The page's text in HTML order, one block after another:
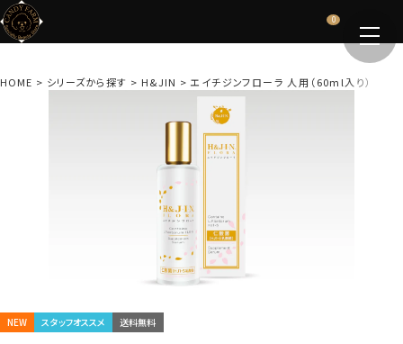
0
HOME シリーズから探す H&JIN エイチジンフローラ 人用（60ml入り）
NEW スタッフオススメ 送料無料